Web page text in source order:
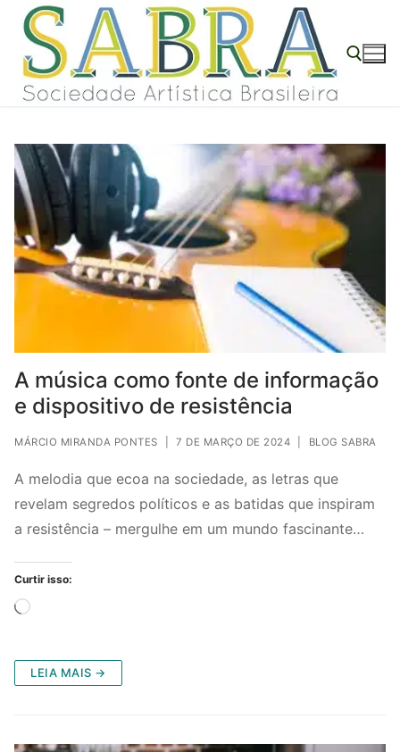
conteúdo
Pular
para
conteúdo
A música como fonte de informação
e dispositivo de resistência
MÁRCIO MIRANDA PONTES 7 DE MARÇO DE 2024 BLOG SABRA
A melodia que ecoa na sociedade, as letras que
revelam segredos políticos e as batidas que inspiram
a resistência – mergulhe em um mundo fascinante…
Curtir isso:
Carregando...
LEIA MAIS →